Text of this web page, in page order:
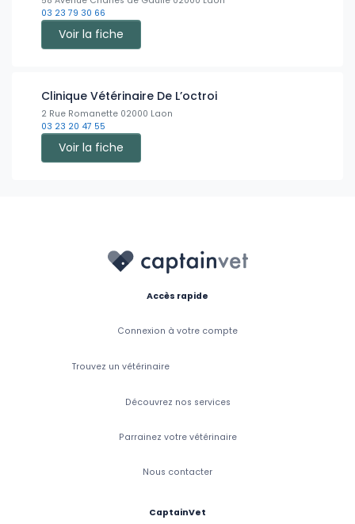
03 23 79 30 66
Voir la fiche
Clinique Vétérinaire De L’octroi
2 Rue Romanette 02000 Laon
03 23 20 47 55
Voir la fiche
Accès rapide
Connexion à votre compte
Trouvez un vétérinaire
Découvrez nos services
Parrainez votre vétérinaire
Nous contacter
CaptainVet